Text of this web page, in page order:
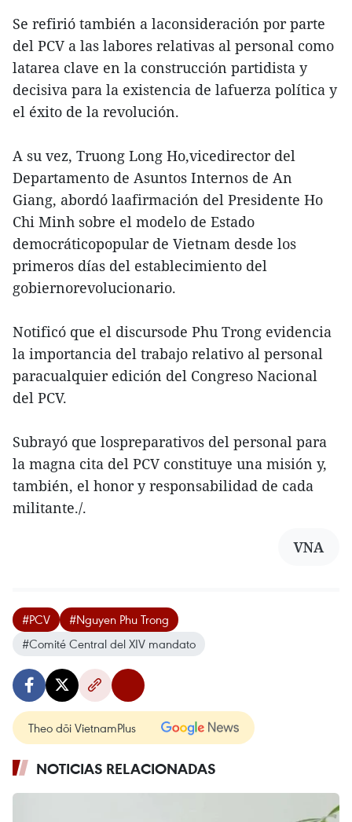
Se refirió también a laconsideración por parte
del PCV a las labores relativas al personal como
latarea clave en la construcción partidista y
decisiva para la existencia de lafuerza política y
el éxito de la revolución.
A su vez, Truong Long Ho,vicedirector del
Departamento de Asuntos Internos de An
Giang, abordó laafirmación del Presidente Ho
Chi Minh sobre el modelo de Estado
democráticopopular de Vietnam desde los
primeros días del establecimiento del
gobiernorevolucionario.
Notificó que el discursode Phu Trong evidencia
la importancia del trabajo relativo al personal
paracualquier edición del Congreso Nacional
del PCV.
Subrayó que lospreparativos del personal para
la magna cita del PCV constituye una misión y,
también, el honor y responsabilidad de cada
militante./.
VNA
#PCV
#Nguyen Phu Trong
#Comité Central del XIV mandato
Theo dõi VietnamPlus
NOTICIAS RELACIONADAS